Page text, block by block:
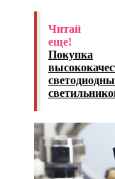
Читай
еще!
Покупка